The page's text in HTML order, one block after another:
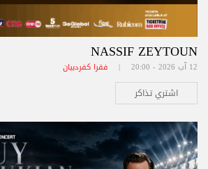
NASSIF ZEYTOUN
12 آب 2026 - 20:00 | فقرا كفردبيان
اشتري تذاكر